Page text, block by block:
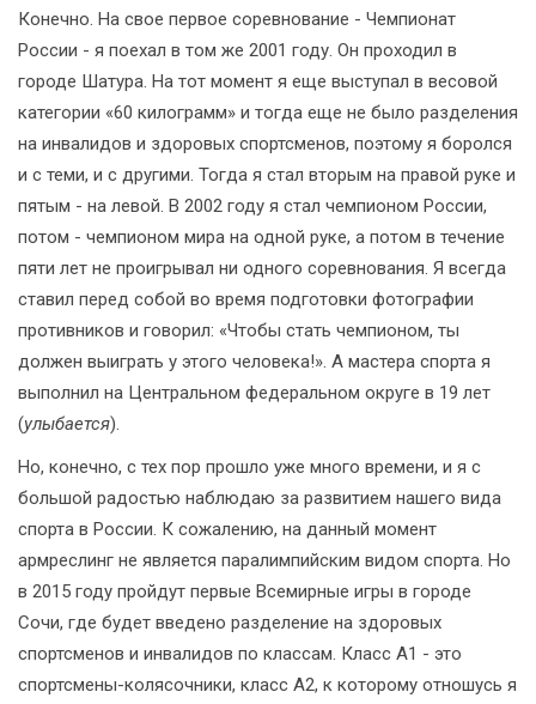
Конечно. На свое первое соревнование - Чемпионат
России - я поехал в том же 2001 году. Он проходил в
городе Шатура. На тот момент я еще выступал в весовой
категории «60 килограмм» и тогда еще не было разделения
на инвалидов и здоровых спортсменов, поэтому я боролся
и с теми, и с другими. Тогда я стал вторым на правой руке и
пятым - на левой. В 2002 году я стал чемпионом России,
потом - чемпионом мира на одной руке, а потом в течение
пяти лет не проигрывал ни одного соревнования. Я всегда
ставил перед собой во время подготовки фотографии
противников и говорил: «Чтобы стать чемпионом, ты
должен выиграть у этого человека!». А мастера спорта я
выполнил на Центральном федеральном округе в 19 лет
(улыбается).
Но, конечно, с тех пор прошло уже много времени, и я с
большой радостью наблюдаю за развитием нашего вида
спорта в России. К сожалению, на данный момент
армреслинг не является паралимпийским видом спорта. Но
в 2015 году пройдут первые Всемирные игры в городе
Сочи, где будет введено разделение на здоровых
спортсменов и инвалидов по классам. Класс А1 - это
спортсмены-колясочники, класс А2, к которому отношусь я